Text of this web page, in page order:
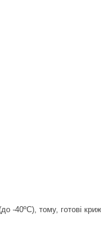
-40ºС), тому, готові